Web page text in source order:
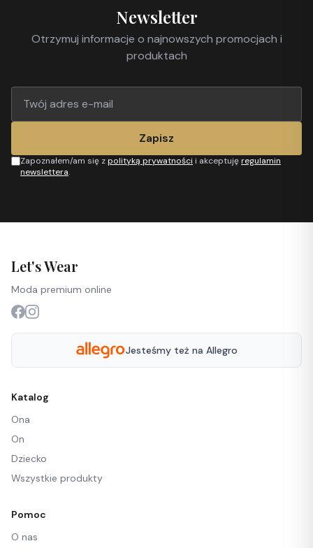
Newsletter
Otrzymuj informacje o najnowszych promocjach i
produktach
Zapisz
Zapoznałem/am się zpolityką prywatności i akceptujęregulamin
newslettera.
Let's Wear
Moda premium online
Jesteśmy też na Allegro
Katalog
Ona
On
Dziecko
Wszystkie produkty
Pomoc
O nas